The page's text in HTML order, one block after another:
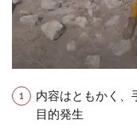
内容はともかく、
目的発生